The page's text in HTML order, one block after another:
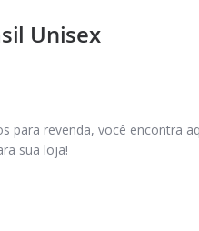
Unisex
para revenda, você encontra
sua loja!